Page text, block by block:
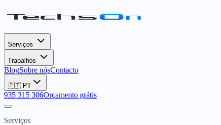
Serviços
Trabalhos
BlogSobre nósContacto
🇵🇹 PT
935 315 306Orçamento grátis
Serviços